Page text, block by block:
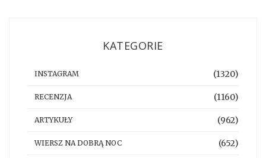
KATEGORIE
INSTAGRAM (1320)
RECENZJA (1160)
ARTYKUŁY (962)
WIERSZ NA DOBRĄ NOC (652)